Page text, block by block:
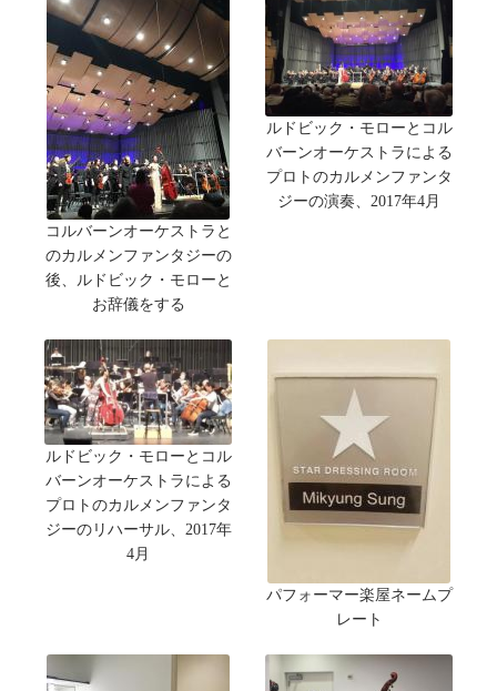
コルバーンオーケストラと
のカルメンファンタジーの
後、ルドビック・モローと
お辞儀をする
ルドビック・モローとコル
バーンオーケストラによる
プロトのカルメンファンタ
ジーの演奏、2017年4月
ルドビック・モローとコル
バーンオーケストラによる
プロトのカルメンファンタ
ジーのリハーサル、2017年
4月
パフォーマー楽屋ネームプ
レート